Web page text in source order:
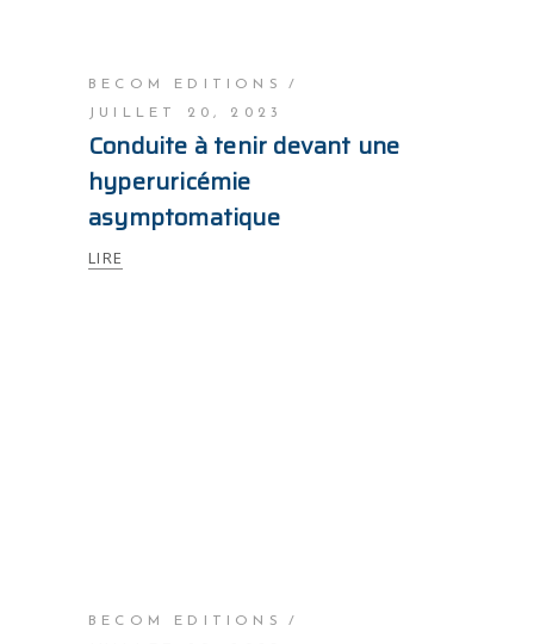
BECOM EDITIONS
JUILLET 20, 2023
Conduite à tenir devant une
hyperuricémie
asymptomatique
LIRE
BECOM EDITIONS